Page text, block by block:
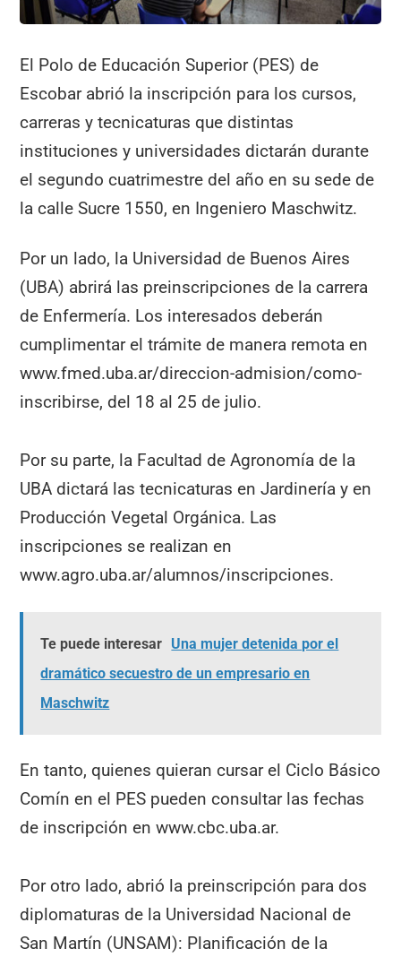
El Polo de Educación Superior (PES) de
Escobar abrió la inscripción para los cursos,
carreras y tecnicaturas que distintas
instituciones y universidades dictarán durante
el segundo cuatrimestre del año en su sede de
la calle Sucre 1550, en Ingeniero Maschwitz.
Por un lado, la Universidad de Buenos Aires
(UBA) abrirá las preinscripciones de la carrera
de Enfermería. Los interesados deberán
cumplimentar el trámite de manera remota en
www.fmed.uba.ar/direccion-admision/como-
inscribirse, del 18 al 25 de julio.
Por su parte, la Facultad de Agronomía de la
UBA dictará las tecnicaturas en Jardinería y en
Producción Vegetal Orgánica. Las
inscripciones se realizan en
www.agro.uba.ar/alumnos/inscripciones.
Te puede interesar Una mujer detenida por el
dramático secuestro de un empresario en
Maschwitz
En tanto, quienes quieran cursar el Ciclo Básico
Comín en el PES pueden consultar las fechas
de inscripción en www.cbc.uba.ar.
Por otro lado, abrió la preinscripción para dos
diplomaturas de la Universidad Nacional de
San Martín (UNSAM): Planificación de la